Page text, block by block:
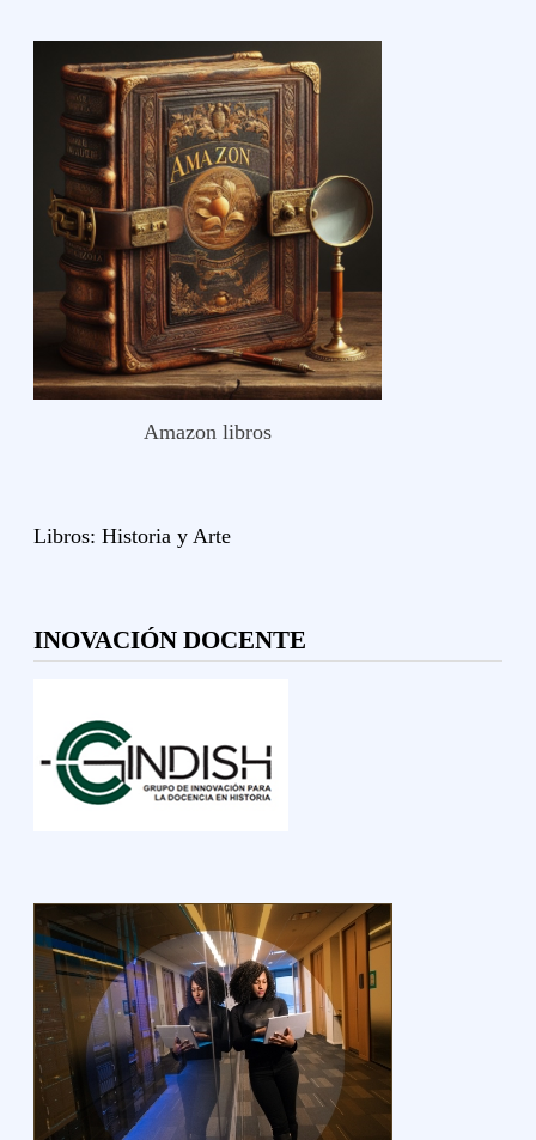
Amazon libros
Libros: Historia y Arte
INOVACIÓN DOCENTE